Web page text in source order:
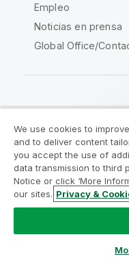
Empleo
Noticias en prensa
Global Office/
Acuerdos legales
Legal Policies
Condiciones de uso
Do Not Share My Info
Copyright © 1993-2026
We use cookies to
and to deliver content
you accept the use of
data transmission to third
Notice or click ‘More
our sites. Privacy &